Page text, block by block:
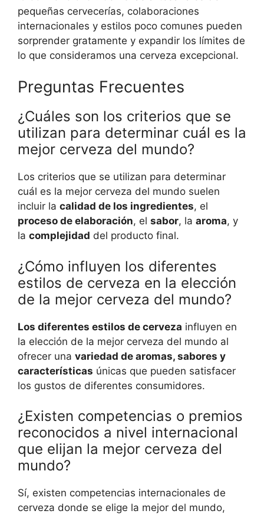
pequeñas cervecerías, colaboraciones
internacionales y estilos poco comunes pueden
sorprender gratamente y expandir los límites de
lo que consideramos una cerveza excepcional.
Preguntas Frecuentes
¿Cuáles son los criterios que se
utilizan para determinar cuál es la
mejor cerveza del mundo?
Los criterios que se utilizan para determinar
cuál es la mejor cerveza del mundo suelen
incluir la calidad de los ingredientes, el
proceso de elaboración, el sabor, la aroma, y
la complejidad del producto final.
¿Cómo influyen los diferentes
estilos de cerveza en la elección
de la mejor cerveza del mundo?
Los diferentes estilos de cerveza influyen en
la elección de la mejor cerveza del mundo al
ofrecer una variedad de aromas, sabores y
características únicas que pueden satisfacer
los gustos de diferentes consumidores.
¿Existen competencias o premios
reconocidos a nivel internacional
que elijan la mejor cerveza del
mundo?
Sí, existen competencias internacionales de
cerveza donde se elige la mejor del mundo,